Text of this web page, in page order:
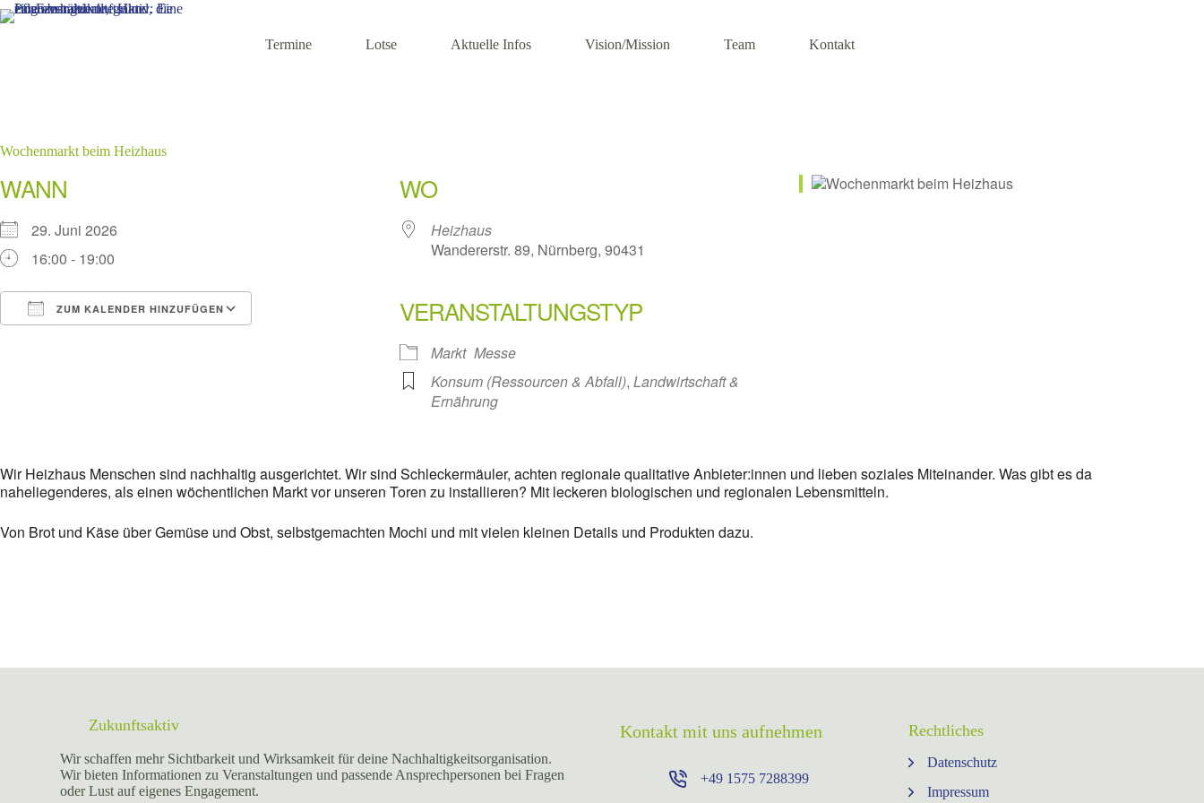
Zum
Inhalt
Termine Lotse Aktuelle Infos Vision/Mission Team Kontakt
Wochenmarkt beim Heizhaus
WANN
29. Juni 2026
16:00 - 19:00
ZUM KALENDER HINZUFÜGEN
WO
Heizhaus
Wandererstr. 89, Nürnberg, 90431
VERANSTALTUNGSTYP
Markt Messe
Konsum (Ressourcen & Abfall), Landwirtschaft &
Ernährung
Wir Heizhaus Menschen sind nachhaltig ausgerichtet. Wir sind Schleckermäuler, achten regionale qualitative Anbieter:innen und lieben soziales Miteinander. Was gibt es da
naheliegenderes, als einen wöchentlichen Markt vor unseren Toren zu installieren? Mit leckeren biologischen und regionalen Lebensmitteln.
Von Brot und Käse über Gemüse und Obst, selbstgemachten Mochi und mit vielen kleinen Details und Produkten dazu.
Zukunftsaktiv
Wir schaffen mehr Sichtbarkeit und Wirksamkeit für deine Nachhaltigkeitsorganisation.
Wir bieten Informationen zu Veranstaltungen und passende Ansprechpersonen bei Fragen
oder Lust auf eigenes Engagement.
Kontakt mit uns aufnehmen
+49 ⁨1575 7288399⁩
Rechtliches
Datenschutz
Impressum